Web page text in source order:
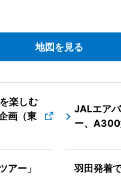
地図を見る
楽しむ
画（東
JALエア
ー、A300
アー」
羽田発着